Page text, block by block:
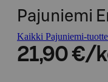
Pajuniemi
Kaikki Pajuniemi-
21,90 €/